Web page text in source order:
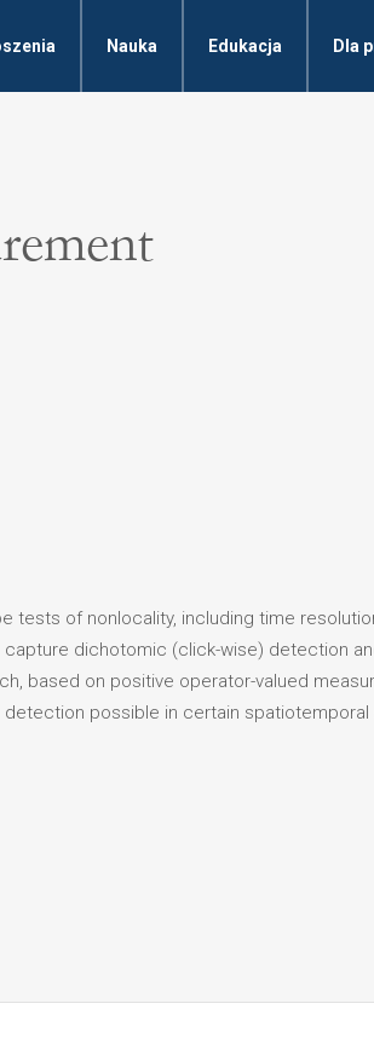
Nauka Edukacja Dla
tests of nonlocality, including time
dichotomic (click-wise) detection
based on positive operator-valued
possible in certain spatiotemporal